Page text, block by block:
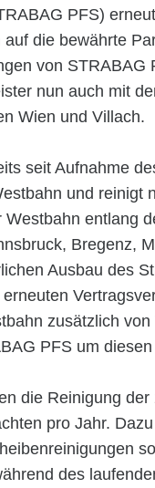
PFS)
die bewährte
von STRABAG
nun auch mit
Wien und Villach.
seit Aufnahme
und reinigt
entlang
Bregenz,
Ausbau des
zusätzlich
PFS um
die Reinigung
pro Jahr.
des